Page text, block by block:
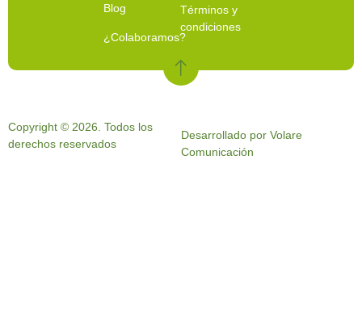
Blog
¿Colaboramos?
Términos y
condiciones
Copyright © 2026. Todos los
derechos reservados
Desarrollado por Volare
Comunicación